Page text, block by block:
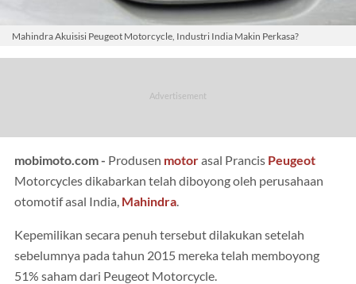
Mahindra Akuisisi Peugeot Motorcycle, Industri India Makin Perkasa?
mobimoto.com - Produsen motorasal Prancis Peugeot
Motorcycles dikabarkan telah diboyong oleh perusahaan
otomotif asal India, Mahindra.
Kepemilikan secara penuh tersebut dilakukan setelah
sebelumnya pada tahun 2015 mereka telah memboyong
51% saham dari Peugeot Motorcycle.